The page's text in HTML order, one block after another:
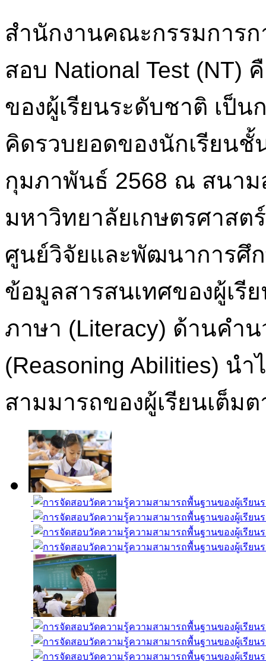
สำนักงานคณะกรรมการ
สอบ National Test (NT)
ของผู้เรียนระดับชาติ เป็
คิดรวบยอดของนักเรียน
กุมภาพันธ์ 2568 ณ สนาม
มหาวิทยาลัยเกษตรศาสต
ศูนย์วิจัยและพัฒนาการศึ
ข้อมูลสารสนเทศของผู้เรี
ภาษา (Literacy) ด้านคำ
(Reasoning Abilities) น
สามมารถของผู้เรียนเต็ม